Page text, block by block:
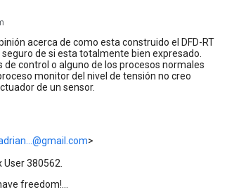
acerca de como esta construido el DFD-RT
de si esta totalmente bien expresado.
de control o alguno de los procesos normales
monitor del nivel de tensión no creo
de un sensor.
>
380562.
freedom!...